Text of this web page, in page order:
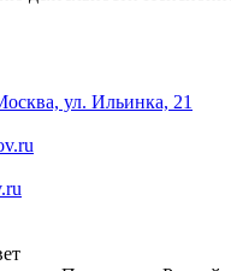
ул. Ильинка, 21